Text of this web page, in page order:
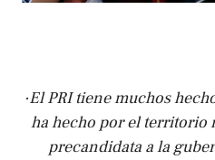
·El PRI tiene muchos
ha hecho por el territorio
precandidata a la